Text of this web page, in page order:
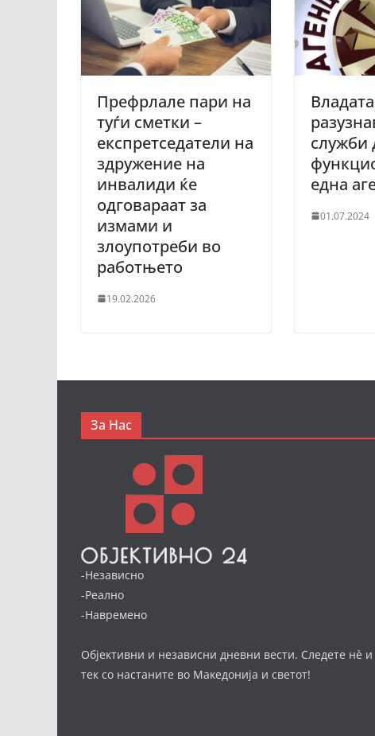
Префрлале пари на
туѓи сметки –
експретседатели на
здружение на
инвалиди ќе
одговараат за
измами и
злоупотреби во
работњето
19.02.2026
служби
една
01.07.2024
За Нас
-Независно
-Реално
-Навремено
Објективни и независни дневни вести. Следете нè
тек со настаните во Македонија и светот!